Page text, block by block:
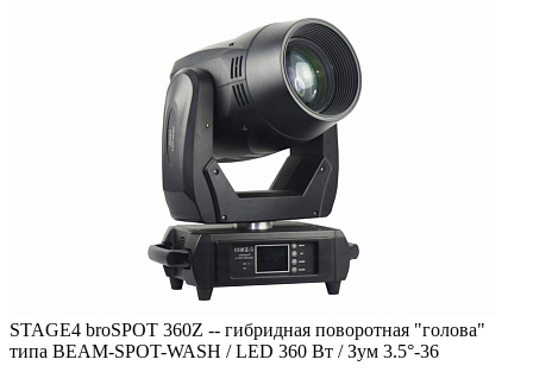
STAGE4 broSPOT 360Z -- гибридная поворотная "голова"
типа BEAM-SPOT-WASH / LED 360 Вт / Зум 3.5°-36